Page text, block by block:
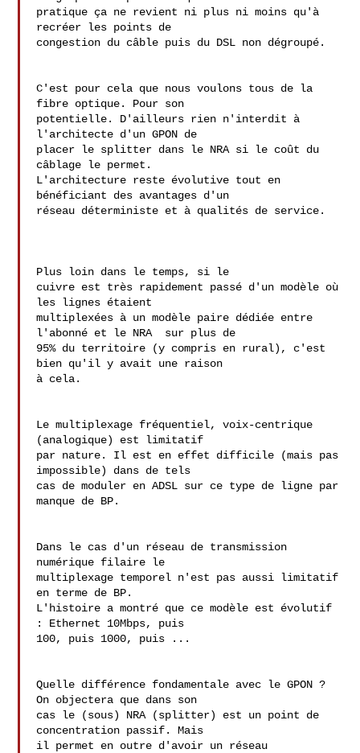
pratique ça ne revient ni plus ni moins qu'à
recréer les points de
congestion du câble puis du DSL non dégroupé.
C'est pour cela que nous voulons tous de la
fibre optique. Pour son
potentielle. D'ailleurs rien n'interdit à
l'architecte d'un GPON de
placer le splitter dans le NRA si le coût du
câblage le permet.
L'architecture reste évolutive tout en
bénéficiant des avantages d'un
réseau déterministe et à qualités de service.
Plus loin dans le temps, si le
cuivre est très rapidement passé d'un modèle où
les lignes étaient
multiplexées à un modèle paire dédiée entre
l'abonné et le NRA  sur plus de
95% du territoire (y compris en rural), c'est
bien qu'il y avait une raison
à cela.
Le multiplexage fréquentiel, voix-centrique
(analogique) est limitatif
par nature. Il est en effet difficile (mais pas
impossible) dans de tels
cas de moduler en ADSL sur ce type de ligne par
manque de BP.
Dans le cas d'un réseau de transmission
numérique filaire le
multiplexage temporel n'est pas aussi limitatif
en terme de BP.
L'histoire a montré que ce modèle est évolutif
: Ethernet 10Mbps, puis
100, puis 1000, puis ...
Quelle différence fondamentale avec le GPON ?
On objectera que dans son
cas le (sous) NRA (splitter) est un point de
concentration passif. Mais
il permet en outre d'avoir un réseau